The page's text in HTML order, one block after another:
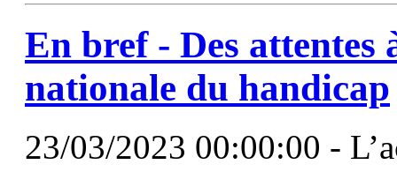
En bref - Des attentes
nationale du handicap
23/03/2023 00:00:00 -